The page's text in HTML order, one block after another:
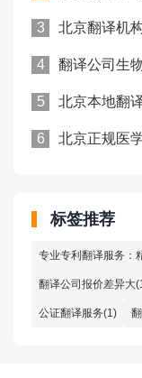
标签推荐
专业专利翻译服务：
翻译公司报价差异大
公证翻译服务(1)